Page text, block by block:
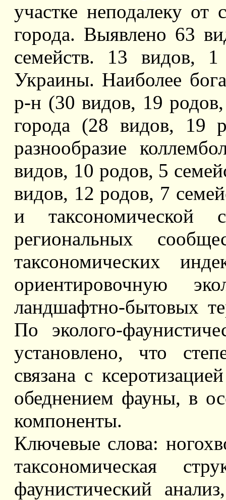
участке неподалеку
города. Выявлено 63
семейств. 13 видов,
Украины. Наиболее
р-н (30 видов, 19
города (28 видов, 19
разнообразие
видов, 10 родов, 5
видов, 12 родов, 7
и таксономической
региональных
таксономических
ориентировочную
ландшафтно-бытовых
По эколого-
установлено, что
связана с
обеднением фауны, в
компоненты.
Ключевые слова:
таксономическая
фаунистический